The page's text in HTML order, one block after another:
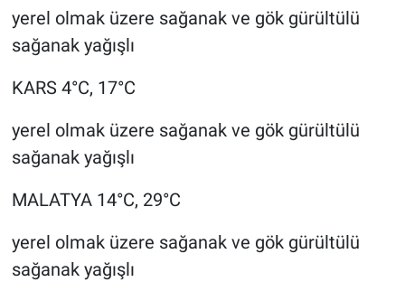
yerel olmak üzere sağanak ve gök gürültülü
sağanak yağışlı
KARS 4°C, 17°C
yerel olmak üzere sağanak ve gök gürültülü
sağanak yağışlı
MALATYA 14°C, 29°C
yerel olmak üzere sağanak ve gök gürültülü
sağanak yağışlı